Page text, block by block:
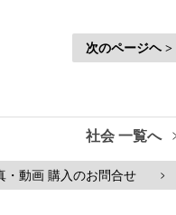
次のページヘ >
社会 一覧へ
・動画 購入のお問合せ >